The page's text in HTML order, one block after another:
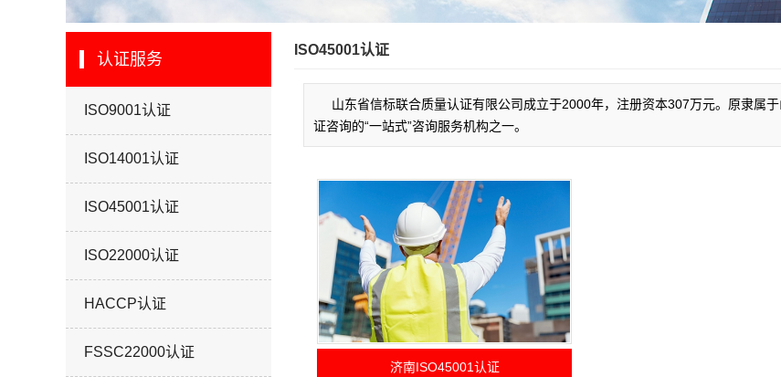
认证服务
ISO9001认证
ISO14001认证
ISO45001认证
ISO22000认证
HACCP认证
FSSC22000认证
ISO45001认证
山东省信标联合质量认证有限公司成立于2000年，注册资本307万元。原隶属
证咨询的“一站式”咨询服务机构之一。
济南ISO45001认证